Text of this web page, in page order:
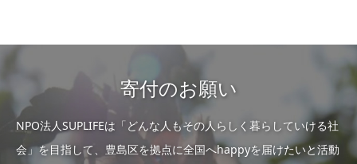
寄付のお願い
NPO法人SUPLIFEは「どんな人もその人らしく暮らしていける社
会」を目指して、豊島区を拠点に全国へhappyを届けたいと活動